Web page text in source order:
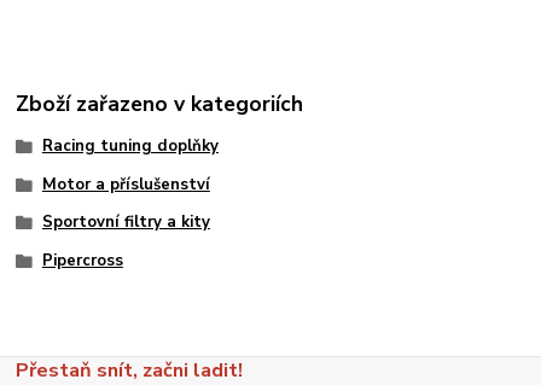
Zboží zařazeno v kategoriích
Racing tuning doplňky
Motor a příslušenství
Sportovní filtry a kity
Pipercross
Přestaň snít, začni ladit!